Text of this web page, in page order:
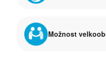
Možnost